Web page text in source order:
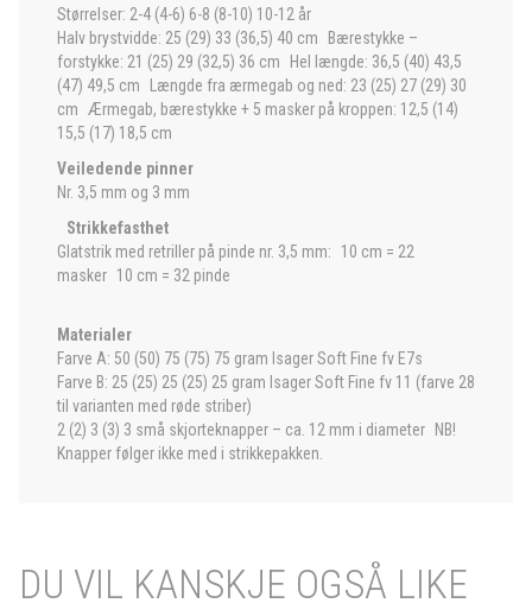
Størrelser: 2-4 (4-6) 6-8 (8-10) 10-12 år
Halv brystvidde: 25 (29) 33 (36,5) 40 cm Bærestykke –
forstykke: 21 (25) 29 (32,5) 36 cm Hel længde: 36,5 (40) 43,5
(47) 49,5 cm Længde fra ærmegab og ned: 23 (25) 27 (29) 30
cm Ærmegab, bærestykke + 5 masker på kroppen: 12,5 (14)
15,5 (17) 18,5 cm
Veiledende pinner
Nr. 3,5 mm og 3 mm
Strikkefasthet
Glatstrik med retriller på pinde nr. 3,5 mm: 10 cm = 22
masker 10 cm = 32 pinde
Materialer
Farve A: 50 (50) 75 (75) 75 gram Isager Soft Fine fv E7s
Farve B: 25 (25) 25 (25) 25 gram Isager Soft Fine fv 11 (farve 28
til varianten med røde striber)
2 (2) 3 (3) 3 små skjorteknapper – ca. 12 mm i diameter NB!
Knapper følger ikke med i strikkepakken.
DU VIL KANSKJE OGSÅ LIKE